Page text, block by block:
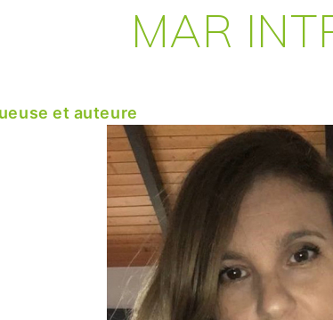
MAR
et auteure